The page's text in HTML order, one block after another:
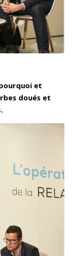
et
doués et